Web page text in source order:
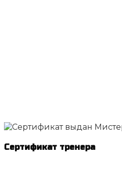
Сертификат тренера